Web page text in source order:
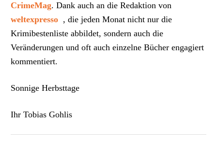
CrimeMag. Dank auch an die Redaktion von
weltexpresso , die jeden Monat nicht nur die
Krimibestenliste abbildet, sondern auch die
Veränderungen und oft auch einzelne Bücher engagiert
kommentiert.
Sonnige Herbsttage
Ihr Tobias Gohlis